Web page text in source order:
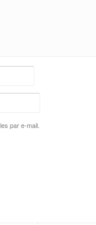
par e-mail.